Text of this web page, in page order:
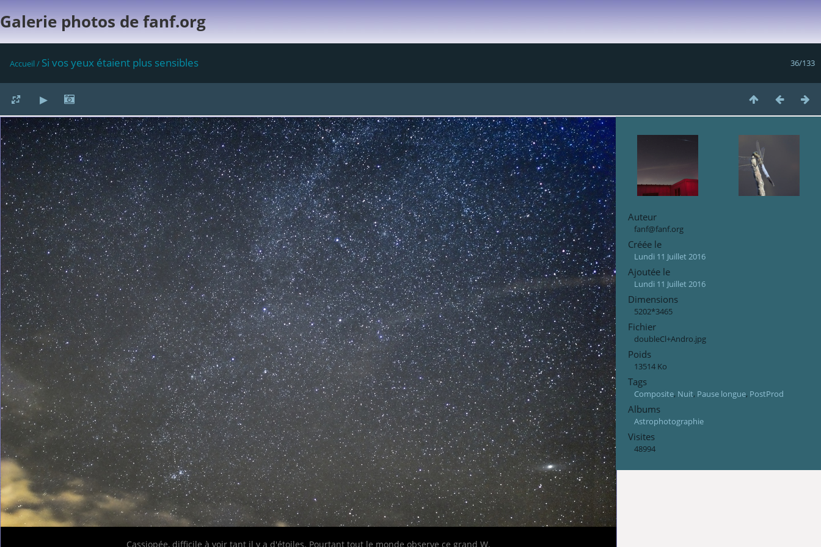
Galerie photos de fanf.org
36/133
Accueil / Si vos yeux étaient plus sensibles
Cassiopée, difficile à voir tant il y a d'étoiles. Pourtant tout le monde observe ce grand W.
Auteur
fanf@fanf.org
Créée le
Lundi 11 Juillet 2016
Ajoutée le
Lundi 11 Juillet 2016
Dimensions
5202*3465
Fichier
doubleCl+Andro.jpg
Poids
13514 Ko
Tags
Composite, Nuit, Pause longue, PostProd
Albums
Astrophotographie
Visites
48994